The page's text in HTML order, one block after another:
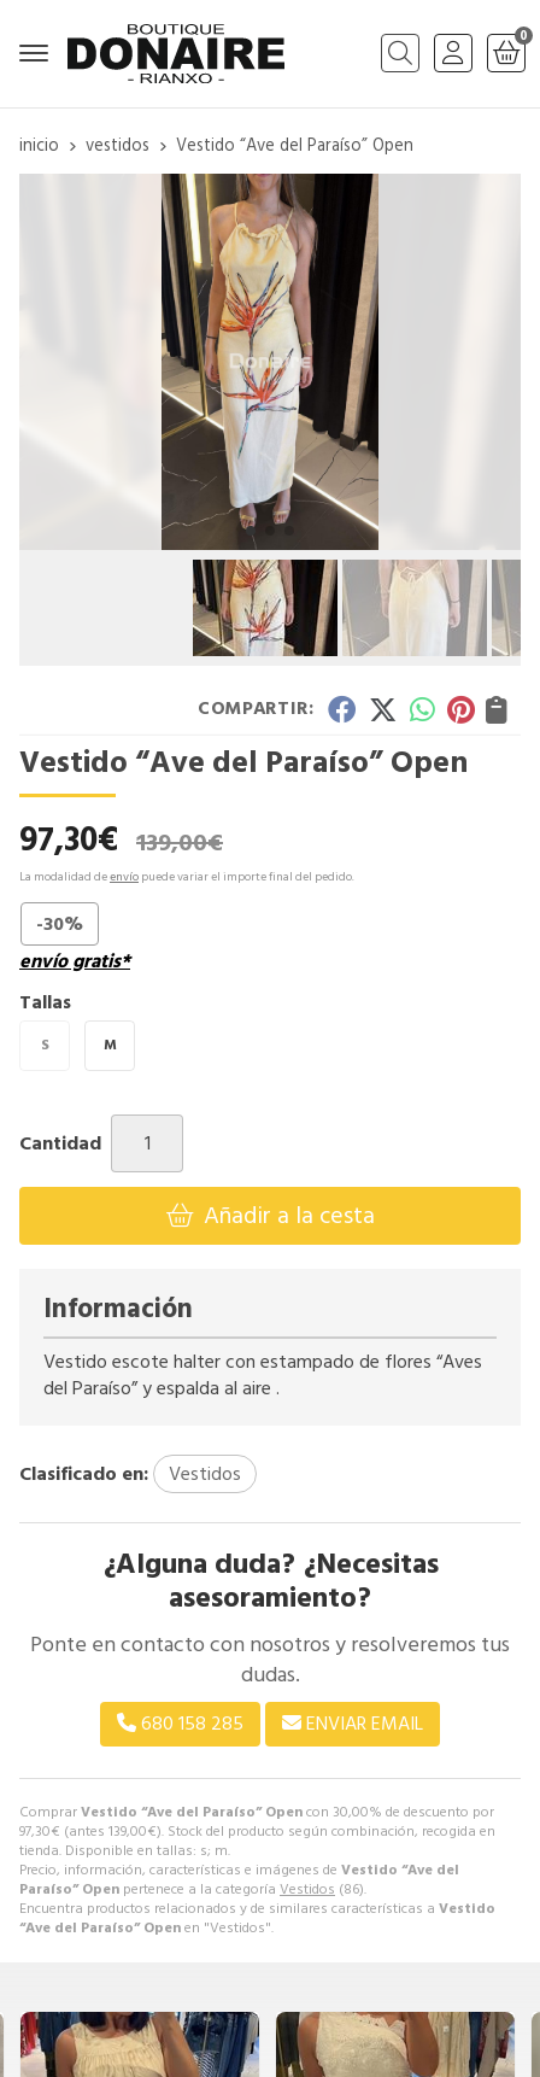
Buscar
0
inicio vestidos Vestido “Ave del Paraíso” Open
COMPARTIR:
Vestido “Ave del Paraíso” Open
97,30€ 139,00€
La modalidad deenvío puede variar el importe final del pedido.
-30%
envío gratis*
Tallas
S M
Cantidad
Añadir a la cesta
ComprarVestido “Ave del Paraíso” Opencon 30,00% de descuento por
97,30€ (antes 139,00€). Stock del producto según combinación, recogida en
tienda. Disponible en tallas: s; m.
Precio, información, características e imágenes de Vestido “Ave del
Paraíso” Open pertenece a la categoría Vestidos (86).
Encuentra productos relacionados y de similares características a Vestido
“Ave del Paraíso” Openen "Vestidos".
Información
Vestido escote halter con estampado de flores “Aves
del Paraíso” y espalda al aire .
Clasificado en: Vestidos
¿Alguna duda? ¿Necesitas
asesoramiento?
Ponte en contacto con nosotros y resolveremos tus
dudas.
680 158 285 ENVIAR EMAIL